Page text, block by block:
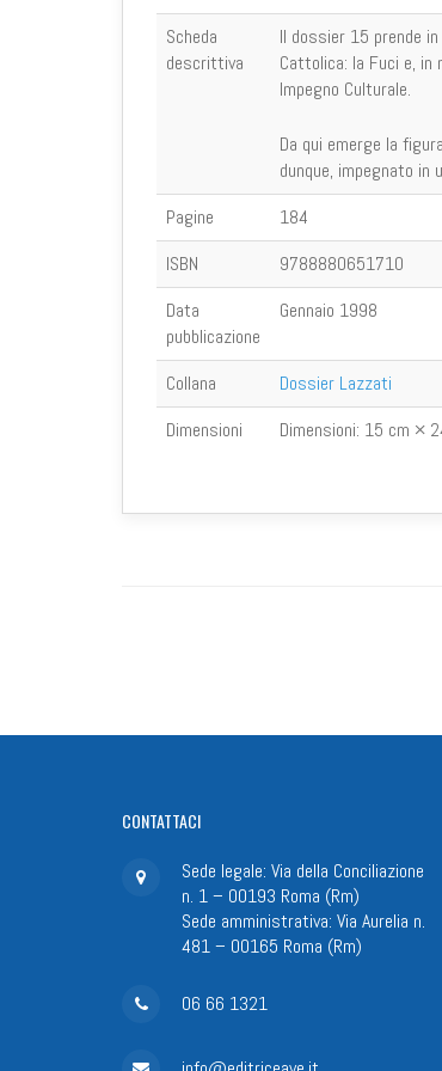
Scheda
descrittiva
Il dossier 15 prende
Cattolica: la Fuci e, in
Impegno Culturale.
Da qui emerge la
dunque, impegnato in
Pagine
184
ISBN
9788880651710
Data
pubblicazione
Gennaio 1998
Collana
Dossier Lazzati
Dimensioni
Dimensioni: 15 cm ×
CONTATTACI
Sede legale: Via della Conciliazione
n. 1 – 00193 Roma (Rm)
Sede amministrativa: Via Aurelia n.
481 – 00165 Roma (Rm)
06 66 1321